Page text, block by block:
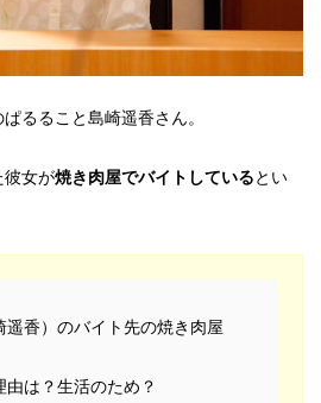
るること島崎遥香さん。
彼女が焼き肉屋でバイトしているとい
遥香）のバイト先の焼き肉屋
由は？生活のため？